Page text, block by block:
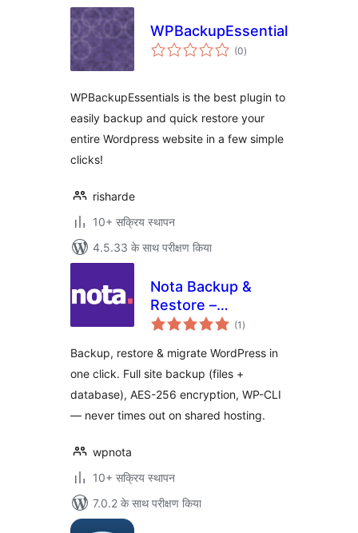
WPBackupEssentials
(0कुल
दर)
WPBackupEssentials is the best plugin to
easily backup and quick restore your
entire Wordpress website in a few simple
clicks!
risharde
10+ सक्रिय स्थापन
4.5.33 के साथ परीक्षण किया
Nota Backup &
Restore –
WordPress Backup,
(1 कुल
दर)
Backup, restore & migrate WordPress in
one click. Full site backup (files +
database), AES-256 encryption, WP-CLI
— never times out on shared hosting.
wpnota
10+ सक्रिय स्थापन
7.0.2 के साथ परीक्षण किया